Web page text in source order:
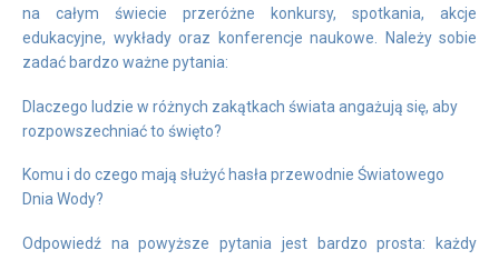
na całym świecie przeróżne konkursy, spotkania, akcje
edukacyjne, wykłady oraz konferencje naukowe. Należy sobie
zadać bardzo ważne pytania:
Dlaczego ludzie w różnych zakątkach świata angażują się, aby
rozpowszechniać to święto?
Komu i do czego mają służyć hasła przewodnie Światowego
Dnia Wody?
Odpowiedź na powyższe pytania jest bardzo prosta: każdy